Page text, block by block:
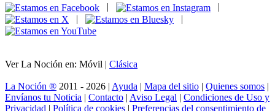
|
|
Ver La Noción en: Móvil | Clásica
La Noción ® 2011 - 2026 | Ayuda | Mapa del sitio | Quienes somos |
Envíanos tu Noticia | Contacto | Aviso Legal | Condiciones de Uso y
Privacidad | Política de cookies | Preferencias del consentimiento de